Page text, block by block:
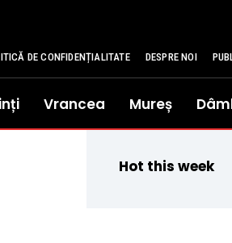
DE CONFIDENȚIALITATE DESPRE NOI
Vrancea Mureș
Hot this week